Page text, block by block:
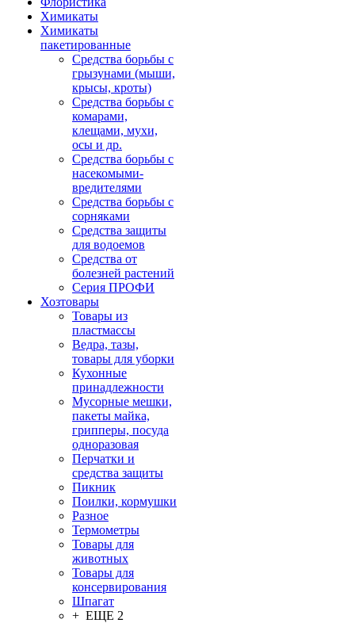
Химикаты
Химикаты
пакетированные
Средства борьбы с
грызунами (мыши,
крысы, кроты)
Средства борьбы с
комарами,
клещами, мухи,
осы и др.
Средства борьбы с
насекомыми-
вредителями
Средства борьбы с
сорняками
Средства защиты
для водоемов
Средства от
болезней растений
Серия ПРОФИ
Хозтовары
Товары из
пластмассы
Ведра, тазы,
товары для уборки
Кухонные
принадлежности
Мусорные мешки,
пакеты майка,
грипперы, посуда
одноразовая
Перчатки и
средства защиты
Пикник
Поилки, кормушки
Разное
Термометры
Товары для
животных
Товары для
консервирования
Шпагат
+ ЕЩЕ 2